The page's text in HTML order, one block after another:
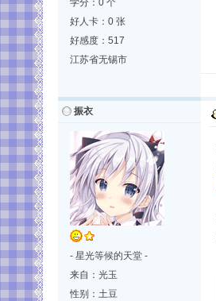
学分：0 个
好人卡：0 张
好感度：517
江苏省无锡市
振衣
- 星光等候的天堂 -
来自：光玉
性别：土豆